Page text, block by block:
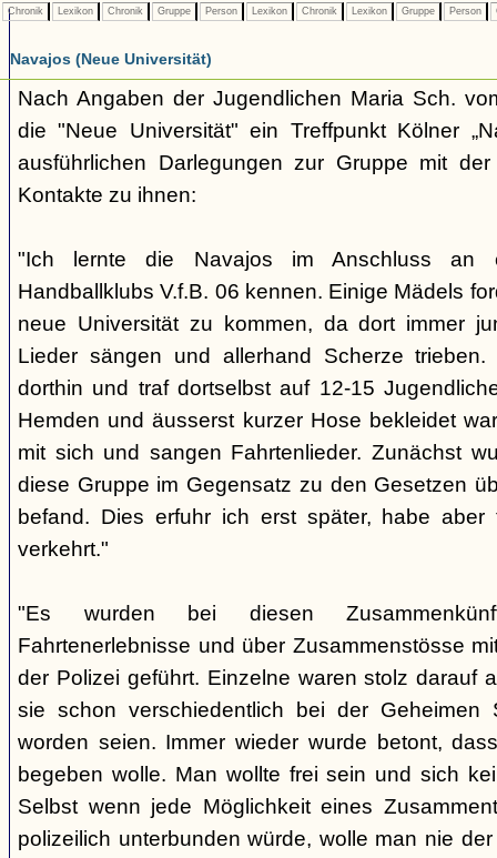
Chronik Lexikon Chronik Gruppe Person Lexikon Chronik Lexikon Gruppe Person
Navajos (Neue Universität)
Nach Angaben der Jugendlichen Maria Sch.
die "Neue Universität" ein Treffpunkt Kölner
ausführlichen Darlegungen zur Gruppe mit
Kontakte zu ihnen:
"Ich lernte die Navajos im Anschluss an
Handballklubs V.f.B. 06 kennen. Einige Mädels
neue Universität zu kommen, da dort immer
Lieder sängen und allerhand Scherze
dorthin und traf dortselbst auf 12-15
Hemden und äusserst kurzer Hose bekleidet
mit sich und sangen Fahrtenlieder. Zunächst
diese Gruppe im Gegensatz zu den Gesetzen
befand. Dies erfuhr ich erst später, habe
verkehrt."
"Es wurden bei diesen
Fahrtenerlebnisse und über Zusammenstösse
der Polizei geführt. Einzelne waren stolz darauf
sie schon verschiedentlich bei der Geheimen
worden seien. Immer wieder wurde betont,
begeben wolle. Man wollte frei sein und sich
Selbst wenn jede Möglichkeit eines
polizeilich unterbunden würde, wolle man nie